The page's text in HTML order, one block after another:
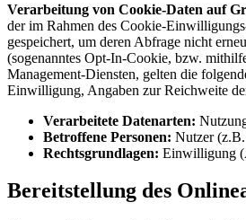
Verarbeitung von Cookie-Daten auf
der im Rahmen des Cookie-
gespeichert, um deren Abfrage nicht
(sogenanntes Opt-In-Cookie, bzw.
Management-Diensten, gelten die
Einwilligung, Angaben zur Reichweite
Verarbeitete Datenarten:
Betroffene Personen: Nutzer
Rechtsgrundlagen: Einwilligung
Bereitstellung des